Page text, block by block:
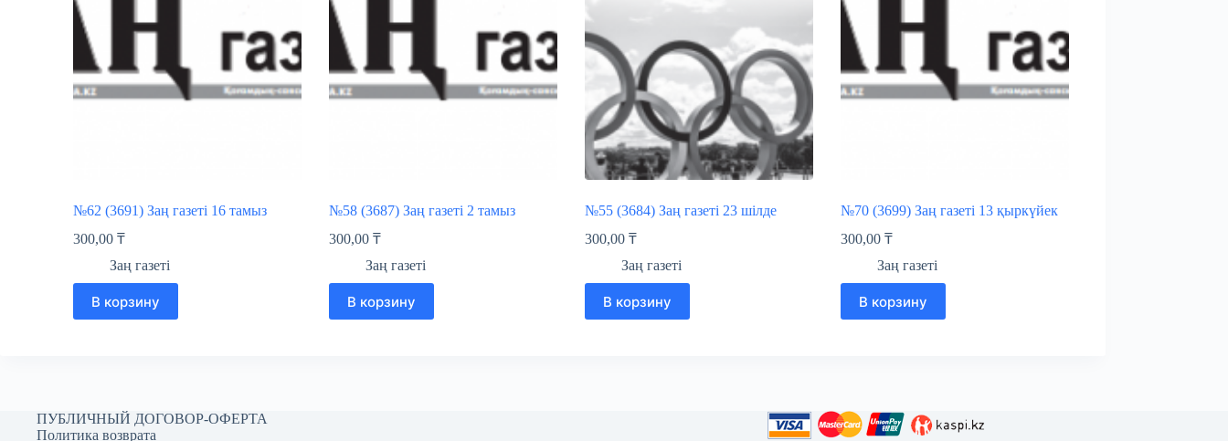
№62 (3691) Заң газеті 16 тамыз
300,00 ₸
Заң газеті
В корзину
№58 (3687) Заң газеті 2 тамыз
300,00 ₸
Заң газеті
В корзину
№55 (3684) Заң газеті 23 шілде
300,00 ₸
Заң газеті
В корзину
№70 (3699) Заң газеті 13 қыркүйек
300,00 ₸
Заң газеті
В корзину
ПУБЛИЧНЫЙ ДОГОВОР-ОФЕРТА
Политика возврата